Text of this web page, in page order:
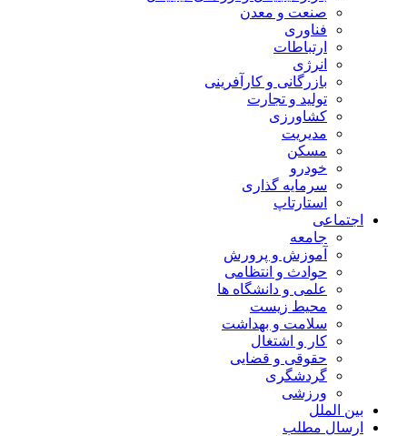
صنعت و معدن
فناوری
ارتباطات
انرژی
بازرگانی و کارآفرینی
تولید و تجارت
کشاورزی
مدیریت
مسکن
خودرو
سرمایه گذاری
استارتاپ
اجتماعی
جامعه
آموزش و پرورش
حوادث و انتظامی
علمی و دانشگاه ها
محیط زیست
سلامت و بهداشت
کار و اشتغال
حقوقی و قضایی
گردشگری
ورزشی
بین الملل
ارسال مطلب